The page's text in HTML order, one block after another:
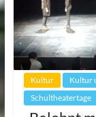
Kultur Kultur
Schultheatertage